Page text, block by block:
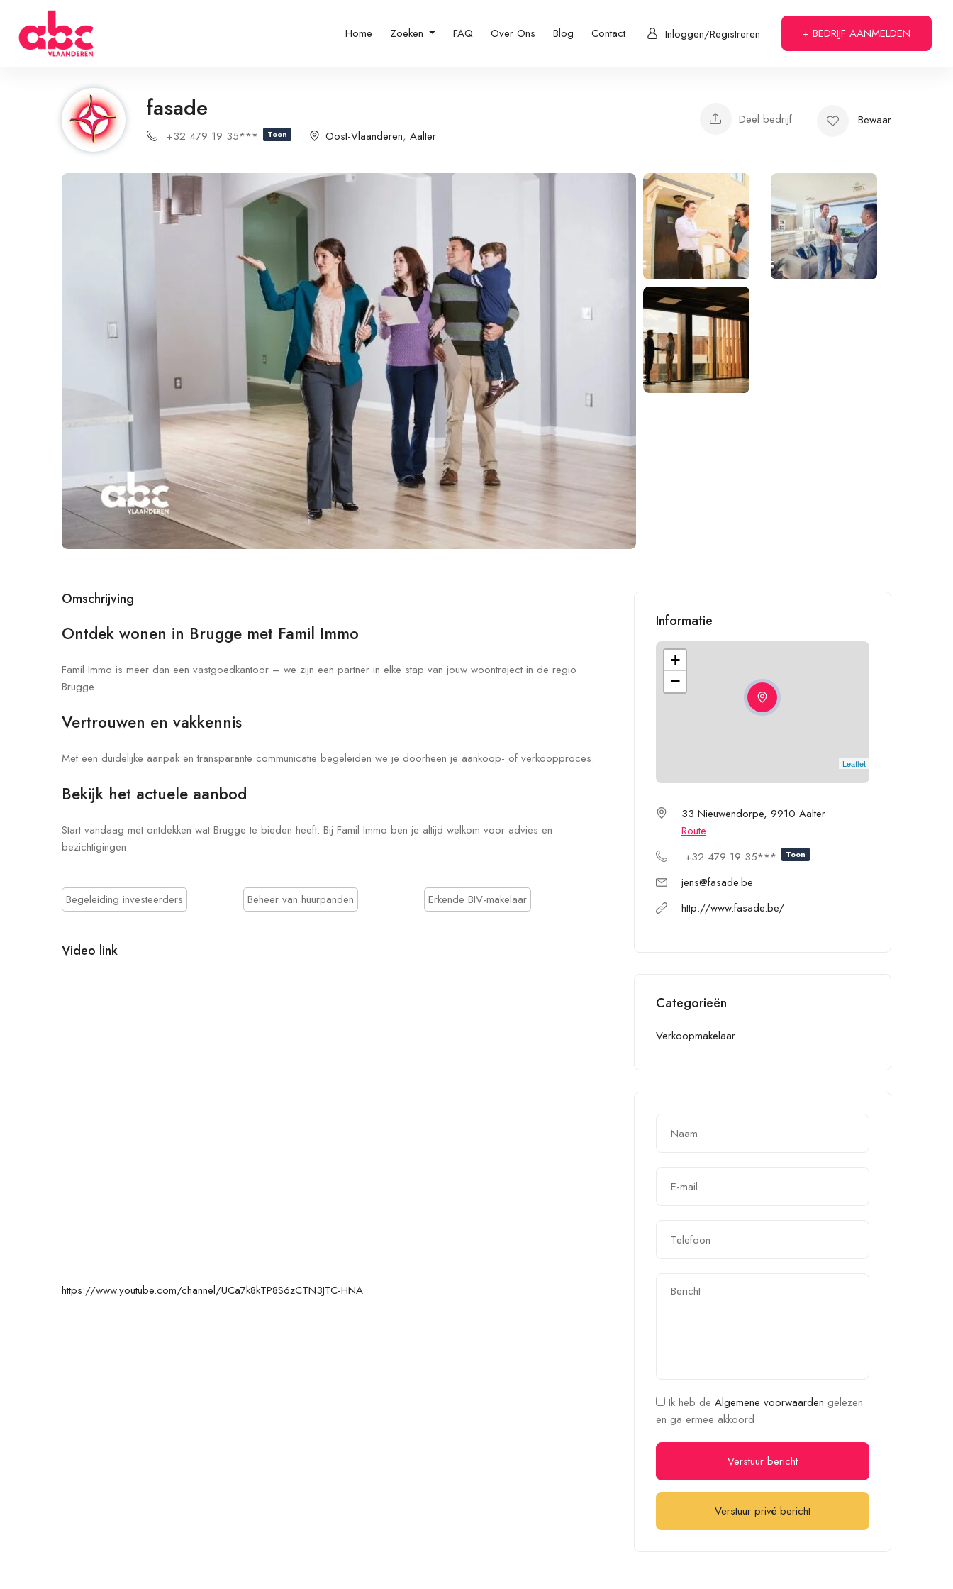
Home Zoeken FAQ Over Ons Blog Contact Inloggen/Registreren + BEDRIJF AANMELDEN
fasade
+32 479 19 35*** Toon Oost-Vlaanderen, Aalter
Deel bedrijf Bewaar
Omschrijving
Ontdek wonen in Brugge met Famil Immo
Famil Immo is meer dan een vastgoedkantoor – we zijn een partner in elke stap van jouw woontraject in de regio
Brugge.
Vertrouwen en vakkennis
Met een duidelijke aanpak en transparante communicatie begeleiden we je doorheen je aankoop- of verkoopproces.
Bekijk het actuele aanbod
Start vandaag met ontdekken wat Brugge te bieden heeft. Bij Famil Immo ben je altijd welkom voor advies en
bezichtigingen.
Begeleiding investeerders Beheer van huurpanden Erkende BIV-makelaar
Video link
https://www.youtube.com/channel/UCa7k8kTP8S6zCTN3JTC-HNA
Informatie
+
−
Leaflet
33 Nieuwendorpe, 9910 Aalter
Route
+32 479 19 35***
Toon
jens@fasade.be
http://www.fasade.be/
Categorieën
Verkoopmakelaar
Ik heb de Algemene voorwaarden gelezen
en ga ermee akkoord
Verstuur bericht
Verstuur privé bericht